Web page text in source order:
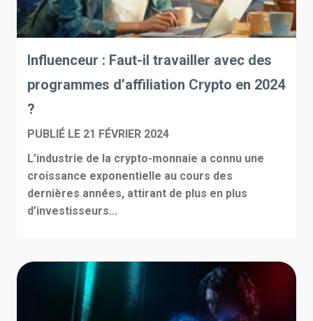
Influenceur : Faut-il travailler avec des
programmes d’affiliation Crypto en 2024
?
PUBLIÉ LE 21 FÉVRIER 2024
L’industrie de la crypto-monnaie a connu une
croissance exponentielle au cours des
dernières années, attirant de plus en plus
d’investisseurs...